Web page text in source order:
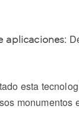
aplicaciones:
esta